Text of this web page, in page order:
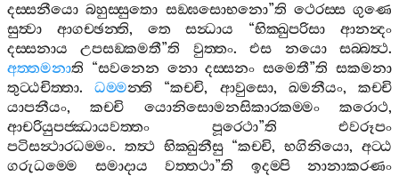
දස‍්සනීයො බහුස‍්සුතො සඞ‍්ඝසොභනො”ති ථෙරස‍්ස ගුණෙ
සුත්‍වා
ආගච‍්ඡන‍්ති, තෙ සන්‍ධාය “භික‍්ඛුපරිසා
ආනන්‍දං
දස‍්සනාය
උපසඞ‍්කමතී”ති වුත‍්තං.එස නයො සබ‍්බත්‍ථ.
අත‍්තමනාති “සවනෙන නො දස‍්සනං සමෙතී”ති සකමනා
තුට‍්ඨචිත‍්තා.ධම‍්මන‍්ති “කච‍්චි, ආවුසො, ඛමනීයං,කච‍්චි
යාපනීයං,කච‍්චි යොනිසොමනසිකාරකම‍්මං කරොථ,
ආචරියුපජ‍්ඣායවත‍්තං
පූරෙථා”ති
එවරූපං
පටිසන්‍ථාරධම‍්මං. තත්‍ථ භික‍්ඛුනීසු“කච‍්චි,භගිනියො,අට‍්ඨ
ගරුධම‍්මෙ
සමාදාය වත‍්තථා”ති ඉදම‍්පි
නානාකරණං